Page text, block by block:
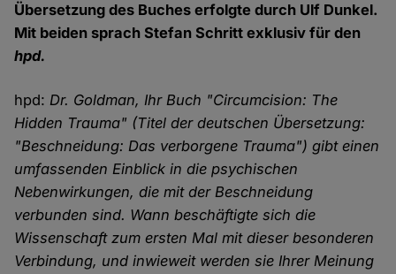
Übersetzung des Buches erfolgte durch Ulf Dunkel.
Mit beiden sprach Stefan Schritt exklusiv für den
hpd.
hpd:Dr. Goldman, Ihr Buch "Circumcision: The
Hidden Trauma" (Titel der deutschen Übersetzung:
"Beschneidung: Das verborgene Trauma") gibt einen
umfassenden Einblick in die psychischen
Nebenwirkungen, die mit der Beschneidung
verbunden sind. Wann beschäftigte sich die
Wissenschaft zum ersten Mal mit dieser besonderen
Verbindung, und inwieweit werden sie Ihrer Meinung